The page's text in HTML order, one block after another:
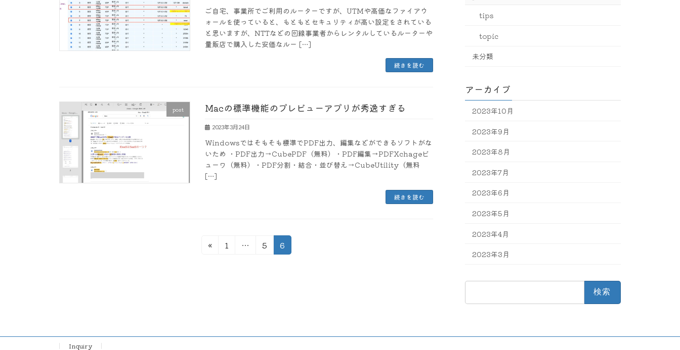
ご自宅、事業所でご利用のルーターですが、UTMや高価なファイアウ
ォールを使っていると、もともとセキュリティが高い設定をされている
と思いますが、NTTなどの回線事業者からレンタルしているルーターや
量販店で購入した安価なルー […]
続きを読む
post Macの標準機能のプレビューアプリが秀逸すぎる
2023年3月24日
Windowsではそもそも標準でPDF出力、編集などができるソフトがな
いため ・PDF出力→CubePDF（無料）・PDF編集→PDFXchageビ
ューワ（無料）・PDF分割・結合・並び替え→CubeUtility（無料
[…]
続きを読む
ジ
«
固
1 …
固
5
固
定
6
tips
topic
未分類
アーカイブ
2023年10月
2023年9月
2023年8月
2023年7月
2023年6月
2023年5月
2023年4月
2023年3月
Inquiry